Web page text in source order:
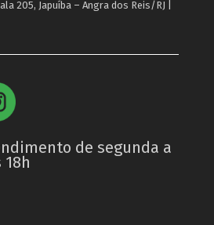
205, Japuíba – Angra dos Reis/RJ |
de segunda a